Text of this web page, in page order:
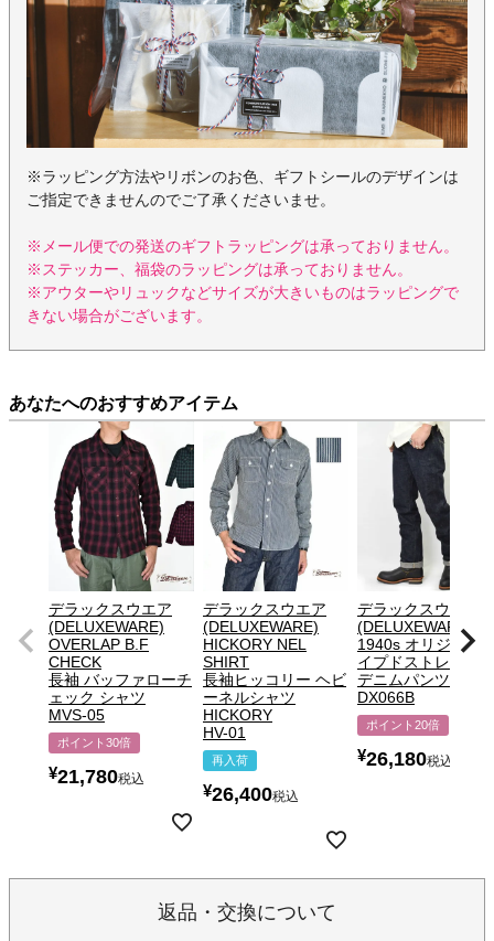
※ラッピング方法やリボンのお色、ギフトシールのデザインは
ご指定できませんのでご了承くださいませ。
※メール便での発送のギフトラッピングは承っておりません。
※ステッカー、福袋のラッピングは承っておりません。
※アウターやリュックなどサイズが大きいものはラッピングで
きない場合がございます。
あなたへのおすすめアイテム
デラックスウエア
(DELUXEWARE)
OVERLAP B.F
CHECK
長袖 バッファローチ
ェック シャツ
MVS-05
ポイント30倍
¥21,780税込
デラックスウエア
(DELUXEWARE)
HICKORY NEL
SHIRT
長袖ヒッコリー ヘビ
ーネルシャツ
HICKORY
HV-01
再入荷
¥26,400税込
デラックスウエア
(DELUXEWARE)
1940s オリジナル
イプドストレート
デニムパンツ
DX066B
ポイント20倍
¥26,180税込
返品・交換について